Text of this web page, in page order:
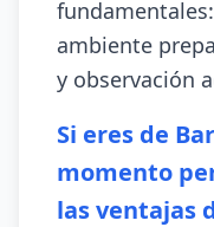
ambiente
y observación
Si eres de
momento
las ventajas